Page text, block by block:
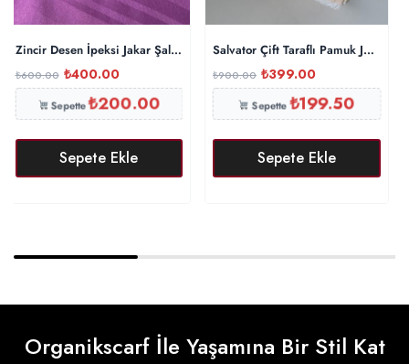
Zincir Desen İpeksi Jakar Şal 45101 – Mürdüm
₺600.00 ₺400.00
Sepette₺200.00
Sepete Ekle
Salvator Çift Taraflı Pamuk Jakar
₺900.00 ₺399.00
Sepette₺199.50
Sepete Ekle
Organikscarf İle Yaşamına Bir Stil Kat